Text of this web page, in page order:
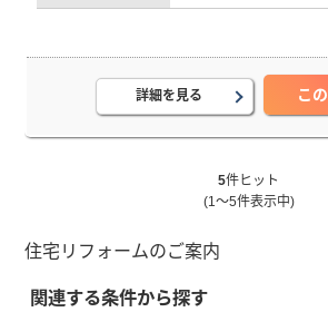
詳細を見る こ
5件ヒット
(1～5件表示中)
住宅リフォームのご案内
関連する条件から探す